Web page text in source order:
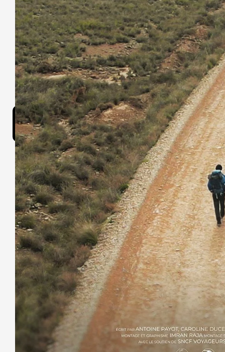
Les autres
Cotton Queen
RRR
Nightborn
Sur